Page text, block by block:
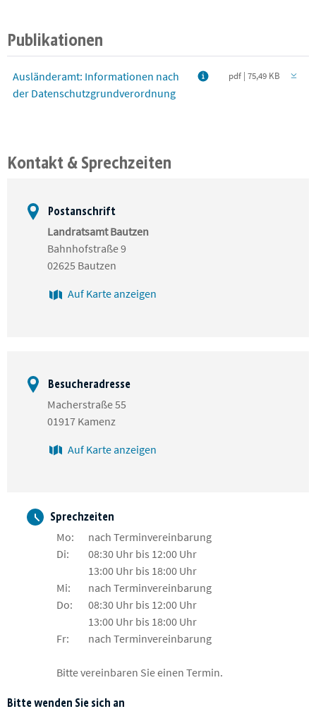
Publikationen
Ausländeramt: Informationen nach
der Datenschutzgrundverordnung
pdf | 75,49 KB
Kontakt & Sprechzeiten
Postanschrift
Landratsamt Bautzen
Bahnhofstraße 9
02625 Bautzen
Auf Karte anzeigen
Besucheradresse
Macherstraße 55
01917 Kamenz
Auf Karte anzeigen
Sprechzeiten
Mo:
nach Terminvereinbarung
Di:
08:30 Uhr bis 12:00 Uhr
13:00 Uhr bis 18:00 Uhr
Mi:
nach Terminvereinbarung
Do:
08:30 Uhr bis 12:00 Uhr
13:00 Uhr bis 18:00 Uhr
Fr:
nach Terminvereinbarung
Bitte vereinbaren Sie einen Termin.
Bitte wenden Sie sich an